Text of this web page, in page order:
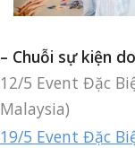
– Chuỗi sự kiện
12/5 Event Đặc
Malaysia)
19/5 Event Đặc